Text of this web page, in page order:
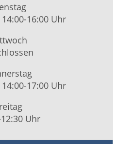
16:00 Uhr
17:00 Uhr
Uhr